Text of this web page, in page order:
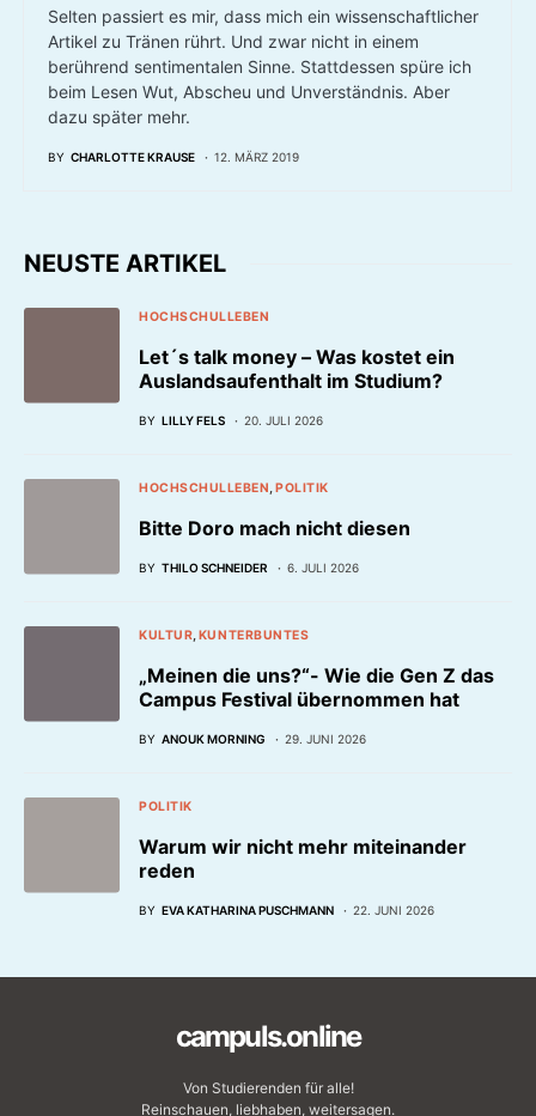
Selten passiert es mir, dass mich ein wissenschaftlicher
Artikel zu Tränen rührt. Und zwar nicht in einem
berührend sentimentalen Sinne. Stattdessen spüre ich
beim Lesen Wut, Abscheu und Unverständnis. Aber
dazu später mehr.
BY CHARLOTTE KRAUSE 12. MÄRZ 2019
NEUSTE ARTIKEL
HOCHSCHULLEBEN
Let´s talk money – Was kostet ein
Auslandsaufenthalt im Studium?
BY LILLY FELS 20. JULI 2026
HOCHSCHULLEBEN POLITIK
Bitte Doro mach nicht diesen
BY THILO SCHNEIDER 6. JULI 2026
KULTUR KUNTERBUNTES
„Meinen die uns?“- Wie die Gen Z das
Campus Festival übernommen hat
BY ANOUK MORNING 29. JUNI 2026
POLITIK
Warum wir nicht mehr miteinander
reden
BY EVA KATHARINA PUSCHMANN 22. JUNI 2026
campuls.online
Von Studierenden für alle!
Reinschauen, liebhaben, weitersagen.